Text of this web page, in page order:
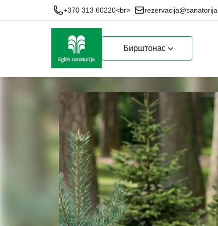
+370 313 60220<br>
Бирштонас